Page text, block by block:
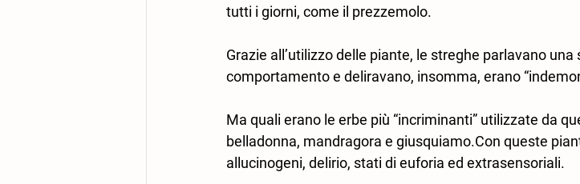
tutti i giorni, come il prezzemolo.
Grazie all’utilizzo delle piante, le streghe parlavano
comportamento e deliravano, insomma, erano
Ma quali erano le erbe più “incriminanti” utilizzate da
belladonna, mandragora e giusquiamo.Con queste
allucinogeni, delirio, stati di euforia ed extrasensoriali.